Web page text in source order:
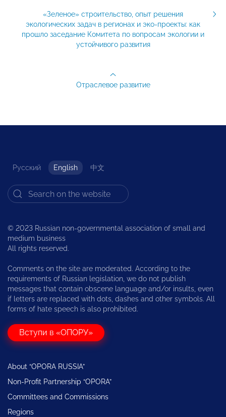
«Зеленое» строительство, опыт решения
экологических задач в регионах и эко-проекты: как
прошло заседание Комитета по вопросам экологии и
устойчивого развития
Отраслевое развитие
Русский English 中文
© 2023 Russian non-governmental association of small and
medium business
All rights reserved.
Comments on the site are moderated. According to the
requirements of Russian legislation, we do not publish
messages that contain obscene language and/or insults, even
if letters are replaced with dots, dashes and other symbols. All
forms of hate speech is also prohibited.
Вступи в «ОПОРУ»
About “OPORA RUSSIA”
Non-Profit Partnership “OPORA”
Committees and Commissions
Regions